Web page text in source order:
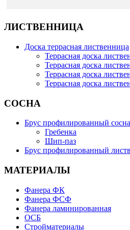
ЛИСТВЕННИЦА
Доска террасная лиственница
Террасная доска
Террасная доска
Террасная доска
Террасная доска
СОСНА
Брус профилированный сосна
Гребенка
Шип-паз
Брус профилированный
МАТЕРИАЛЫ
Фанера ФК
Фанера ФСФ
Фанера ламинированная
ОСБ
Стройматериалы